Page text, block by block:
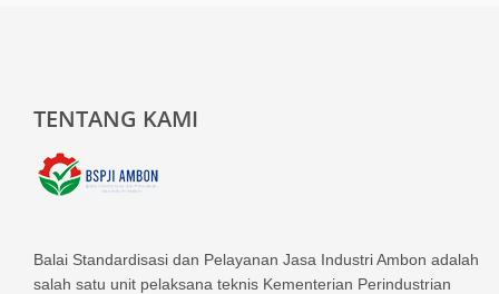
TENTANG KAMI
Balai Standardisasi dan Pelayanan Jasa Industri Ambon adalah
salah satu unit pelaksana teknis Kementerian Perindustrian